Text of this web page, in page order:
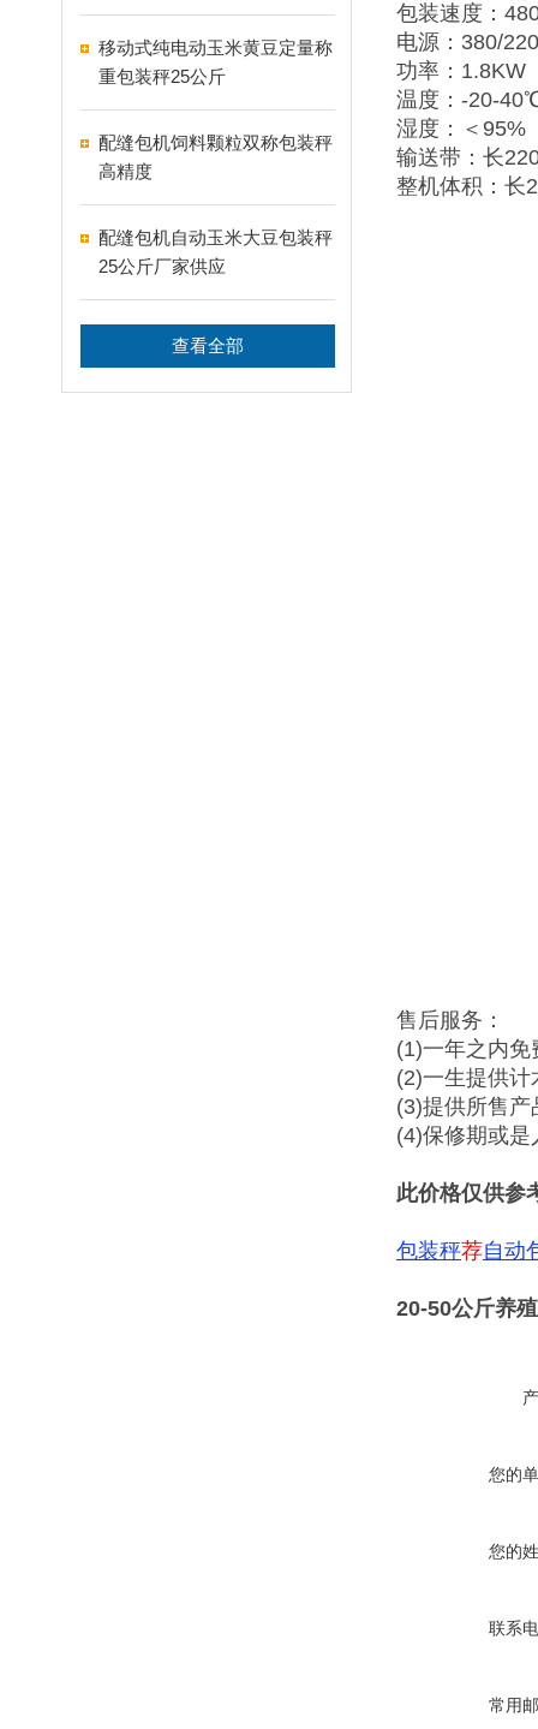
移动式纯电动玉米黄豆定量称
重包装秤25公斤
配缝包机饲料颗粒双称包装秤
高精度
配缝包机自动玉米大豆包装秤
25公斤厂家供应
查看全部
包装速度：
电源：380/
功率：1.8KW
温度：-20-
湿度：＜95%
输送带：长
整机体积：长
售后服务：
(1)一年之内免
(2)一生提供
(3)提供所售产
(4)保修期或
此价格仅供参
包装秤荐自动
20-50公斤养
您的
您的
联系
常用